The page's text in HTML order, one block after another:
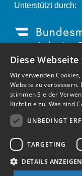
Unterstützt durch:
Diese
Wir verwenden
Website zu verbessern.
stimmen Sie der
Richtlinie zu. Was sind
UNBEDINGT
TARGETING
DETAILS ANZEIGEN